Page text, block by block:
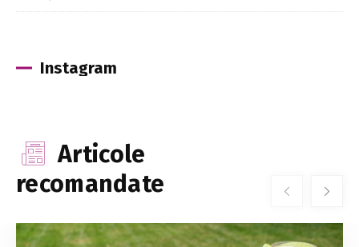
Instagram
Articole
recomandate